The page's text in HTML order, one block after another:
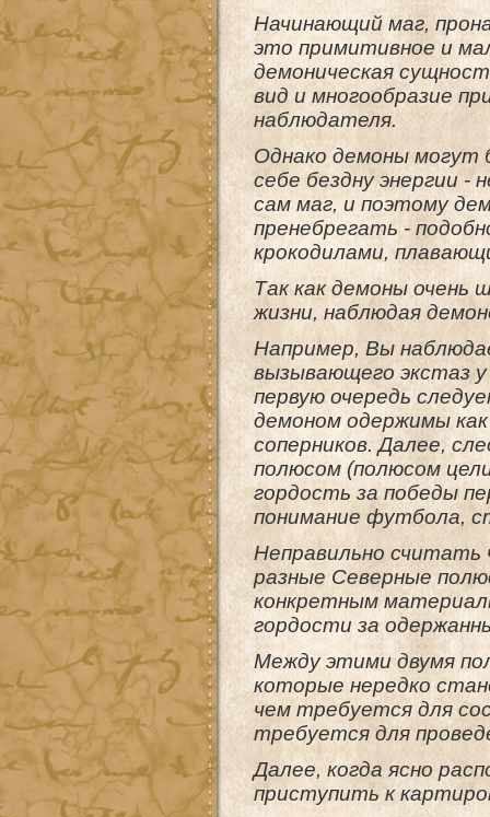
Начинающий маг,
это примитивное и
демоническая
вид и многообразие
наблюдателя.
Однако демоны могут
себе бездну энергии -
сам маг, и поэтому
пренебрегать -
крокодилами,
Так как демоны очень
жизни, наблюдая
Например, Вы
вызывающего экстаз
первую очередь
демоном одержимы
соперников. Далее,
полюсом (полюсом
гордость за победы
понимание футбола,
Неправильно
разные Северные
конкретным
гордости за
Между этими двумя
которые нередко
чем требуется для
требуется для
Далее, когда ясно
приступить к